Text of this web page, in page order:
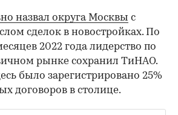
назвал округа Москвы с
сделок в новостройках. По
2022 года лидерство по
рынке сохранил ТиНАО.
было зарегистрировано 25%
договоров в столице.